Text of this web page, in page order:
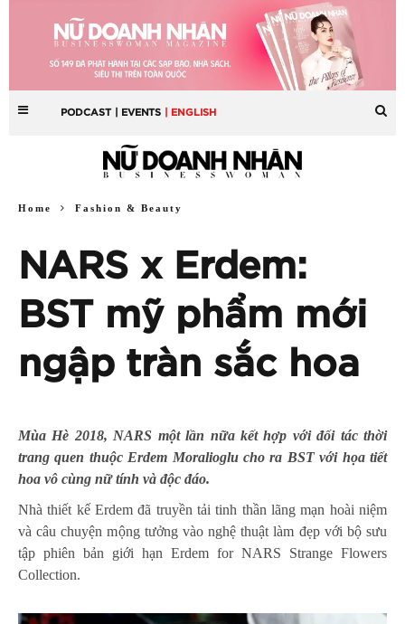
PODCAST | EVENTS | ENGLISH
Home Fashion & Beauty
NARS x Erdem:
BST mỹ phẩm mới
ngập tràn sắc hoa
Mùa Hè 2018, NARS một lần nữa kết hợp với đối tác thời
trang quen thuộc Erdem Moralioglu cho ra BST với họa tiết
hoa vô cùng nữ tính và độc đáo.
Nhà thiết kế Erdem đã truyền tải tinh thần lãng mạn hoài niệm
và câu chuyện mộng tưởng vào nghệ thuật làm đẹp với bộ sưu
tập phiên bản giới hạn Erdem for NARS Strange Flowers
Collection.